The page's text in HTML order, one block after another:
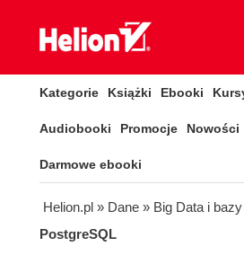
Kategorie Książki Ebooki
Audiobooki Promocje Nowości
Darmowe ebooki
Helion.pl » Dane » Big Data i
PostgreSQL